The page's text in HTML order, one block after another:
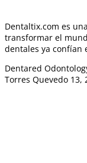
Dentaltix.com es
transformar el
dentales ya confían
Dentared
Torres Quevedo 13,